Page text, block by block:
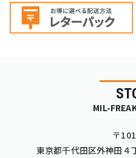
MIL-
〒
東京都千代田区外神田４